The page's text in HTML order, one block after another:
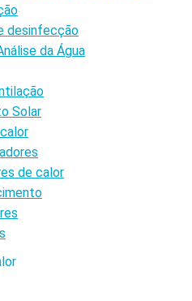
desinfecção
da Água
Solar
de calor